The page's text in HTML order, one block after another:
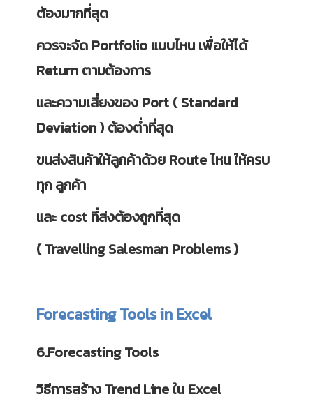
ต้องมากที่สุด
ควรจะจัด Portfolio แบบไหน เพื่อให้ได้
Return ตามต้องการ
และความเสี่ยงของ Port ( Standard
Deviation ) ต้องต่ำที่สุด
ขนส่งสินค้าให้ลูกค้าด้วย Route ไหน ให้ครบ
ทุก ลูกค้า
และ cost ที่ส่งต้องถูกที่สุด
( Travelling Salesman Problems )
Forecasting Tools in Excel
6.Forecasting Tools
วิธีการสร้าง Trend Line ใน Excel